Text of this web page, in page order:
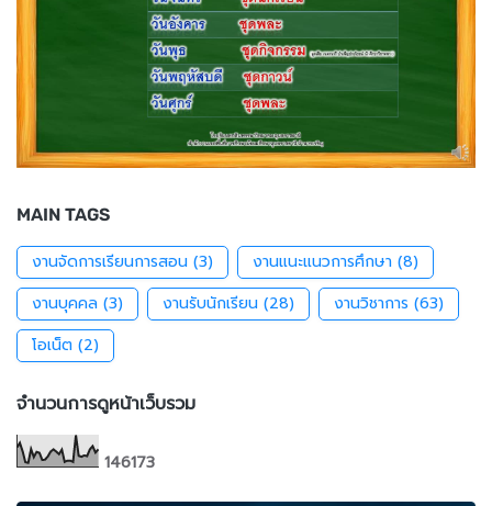
MAIN TAGS
งานจัดการเรียนการสอน (3) งานแนะแนวการศึกษา (8)
งานบุคคล (3) งานรับนักเรียน (28) งานวิชาการ (63)
โอเน็ต (2)
จำนวนการดูหน้าเว็บรวม
146173